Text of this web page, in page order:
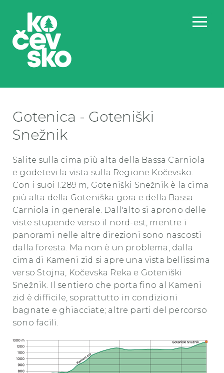
Gotenica - Goteniški
Snežnik
Salite sulla cima più alta della Bassa Carniola
e godetevi la vista sulla Regione Kočevsko.
Con i suoi 1.289 m, Goteniški Snežnik è la cima
più alta della Goteniška gora e della Bassa
Carniola in generale. Dall'alto si aprono delle
viste stupende verso il nord-est, mentre i
panorami nelle altre direzioni sono nascosti
dalla foresta. Ma non è un problema, dalla
cima di Kameni zid si apre una vista bellissima
verso Stojna, Kočevska Reka e Goteniški
Snežnik. Il sentiero che porta fino al Kameni
zid è difficile, soprattutto in condizioni
bagnate e ghiacciate; altre parti del percorso
sono facili.